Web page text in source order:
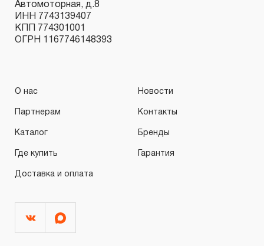
Автомоторная, д.8
ИНН 7743139407
КПП 774301001
ОГРН 1167746148393
О нас Новости
Партнерам Контакты
Каталог Бренды
Где купить Гарантия
Доставка и оплата